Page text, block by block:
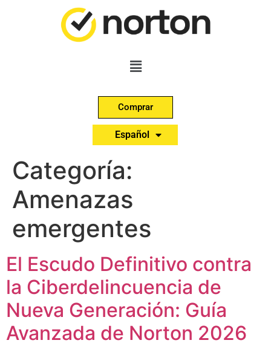
Comprar
Español
English
Português
Categoría:
Amenazas
emergentes
El Escudo Definitivo contra
la Ciberdelincuencia de
Nueva Generación: Guía
Avanzada de Norton 2026